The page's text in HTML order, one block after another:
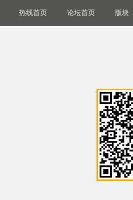
热线首页 论坛首页 版块